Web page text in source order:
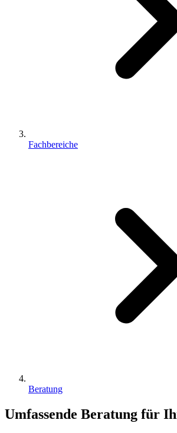
Fachbereiche
Beratung
Umfassende Beratung für